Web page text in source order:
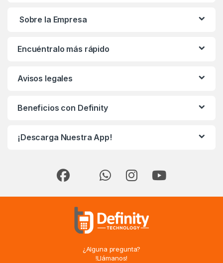
Sobre la Empresa
Encuéntralo más rápido
Avisos legales
Beneficios con Definity
¡Descarga Nuestra App!
¿Alguna pregunta?
!Llámanos!